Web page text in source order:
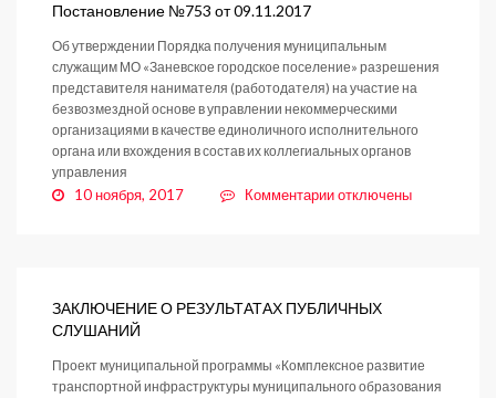
Постановление №753 от 09.11.2017
Об утверждении Порядка получения муниципальным
служащим МО «Заневское городское поселение» разрешения
представителя нанимателя (работодателя) на участие на
безвозмездной основе в управлении некоммерческими
организациями в качестве единоличного исполнительного
органа или вхождения в состав их коллегиальных органов
управления
10 ноября, 2017 Комментариик
09.11.2017
отключены
ЗАКЛЮЧЕНИЕ О РЕЗУЛЬТАТАХ ПУБЛИЧНЫХ
СЛУШАНИЙ
Проект муниципальной программы «Комплексное развитие
транспортной инфраструктуры муниципального образования